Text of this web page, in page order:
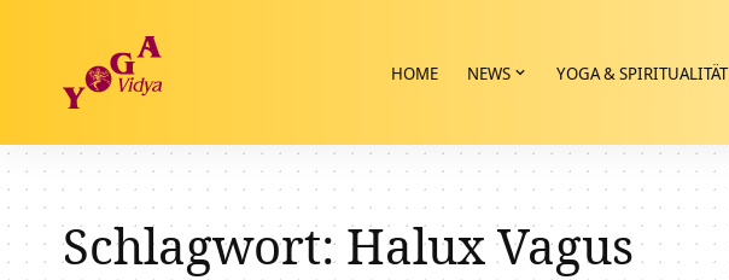
HOME NEWS YOGA & SPIRITUALITÄT
Schlagwort:Halux Vagus